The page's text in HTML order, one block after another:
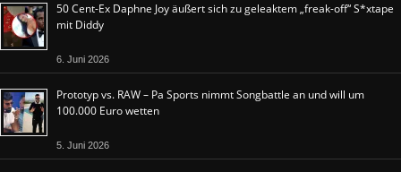
50 Cent-Ex Daphne Joy äußert sich zu geleaktem „freak-off“ S*xtape
mit Diddy
6. Juni 2026
Prototyp vs. RAW – Pa Sports nimmt Songbattle an und will um
100.000 Euro wetten
5. Juni 2026